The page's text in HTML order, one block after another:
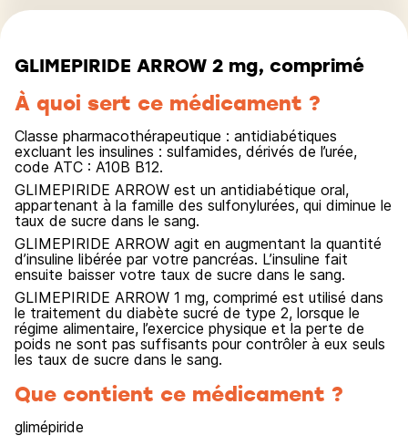
GLIMEPIRIDE ARROW 2 mg, comprimé
À quoi sert ce médicament ?
Classe pharmacothérapeutique : antidiabétiques
excluant les insulines : sulfamides, dérivés de l’urée,
code ATC : A10B B12.
GLIMEPIRIDE ARROW est un antidiabétique oral,
appartenant à la famille des sulfonylurées, qui diminue le
taux de sucre dans le sang.
GLIMEPIRIDE ARROW agit en augmentant la quantité
d’insuline libérée par votre pancréas. L’insuline fait
ensuite baisser votre taux de sucre dans le sang.
GLIMEPIRIDE ARROW 1 mg, comprimé est utilisé dans
le traitement du diabète sucré de type 2, lorsque le
régime alimentaire, l’exercice physique et la perte de
poids ne sont pas suffisants pour contrôler à eux seuls
les taux de sucre dans le sang.
Que contient ce médicament ?
glimépiride